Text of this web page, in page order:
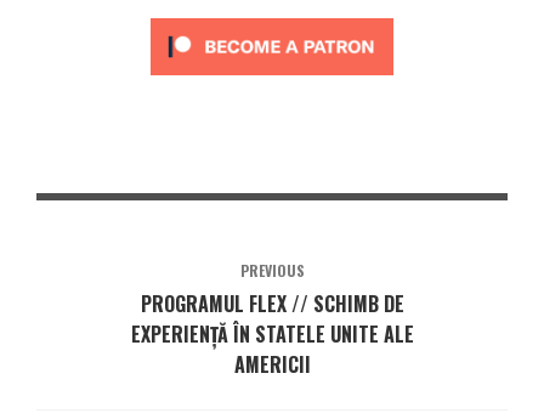
PREVIOUS
PROGRAMUL FLEX // SCHIMB DE
EXPERIENȚĂ ÎN STATELE UNITE ALE
AMERICII